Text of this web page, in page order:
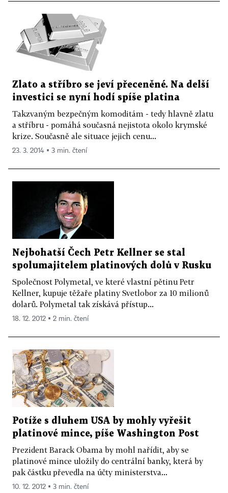
Zlato a stříbro se jeví přeceněné. Na delší
investici se nyní hodí spíše platina
Takzvaným bezpečným komoditám - tedy hlavně zlatu
a stříbru - pomáhá současná nejistota okolo krymské
krize. Současně ale situace jejich cenu...
23. 3. 2014 ▪ 3 min. čtení
Nejbohatší Čech Petr Kellner se stal
spolumajitelem platinových dolů v Rusku
Společnost Polymetal, ve které vlastní pětinu Petr
Kellner, kupuje těžaře platiny Svetlobor za 10 milionů
dolarů. Polymetal tak získává přístup...
18. 12. 2012 ▪ 2 min. čtení
Potíže s dluhem USA by mohly vyřešit
platinové mince, píše Washington Post
Prezident Barack Obama by mohl nařídit, aby se
platinové mince uložily do centrální banky, která by
pak částku převedla na účty ministerstva...
10. 12. 2012 ▪ 3 min. čtení